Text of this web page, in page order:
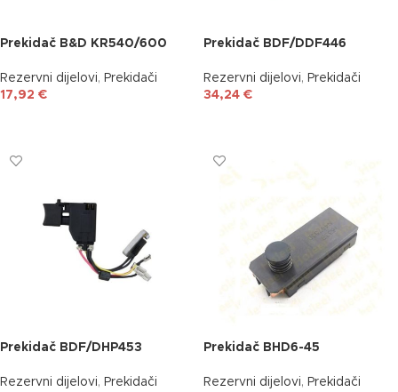
Prekidač B&D KR540/600
Rezervni dijelovi, Prekidači
17,92 €
Prekidač BDF/DDF446
Rezervni dijelovi, Prekidači
34,24 €
Prekidač BDF/DHP453
Rezervni dijelovi, Prekidači
Prekidač BHD6-45
Rezervni dijelovi, Prekidači